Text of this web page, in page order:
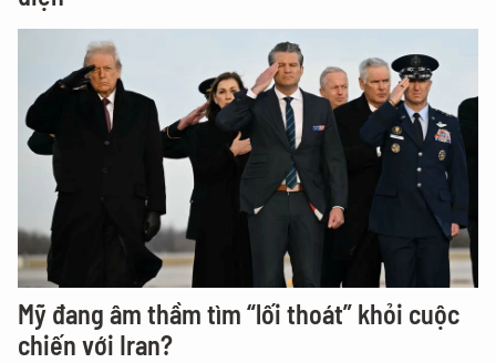
Mỹ đang âm thầm tìm “lối thoát” khỏi cuộc
chiến với Iran?